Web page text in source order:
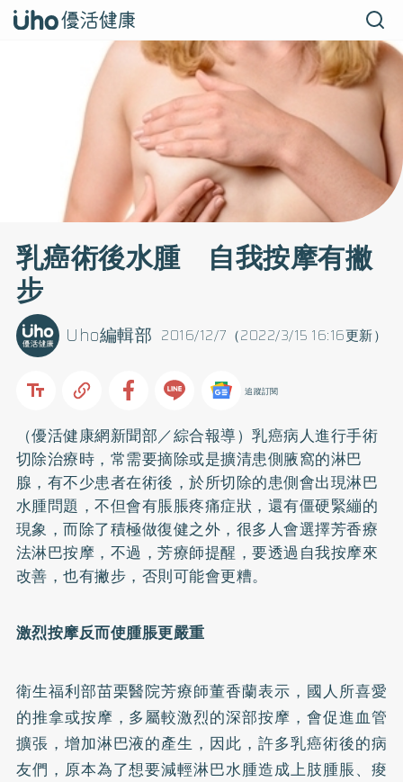
乳癌術後水腫 自我按摩有撇
步
2016/12/7（2022/3/15 16:16更新）
Uho編輯部
追蹤訂閱
（優活健康網新聞部／綜合報導）乳癌病人進行手術
切除治療時，常需要摘除或是擴清患側腋窩的淋巴
腺，有不少患者在術後，於所切除的患側會出現淋巴
水腫問題，不但會有脹脹疼痛症狀，還有僵硬緊繃的
現象，而除了積極做復健之外，很多人會選擇芳香療
法淋巴按摩，不過，芳療師提醒，要透過自我按摩來
改善，也有撇步，否則可能會更糟。
激烈按摩反而使腫脹更嚴重
衛生福利部苗栗醫院芳療師董香蘭表示，國人所喜愛
的推拿或按摩，多屬較激烈的深部按摩，會促進血管
擴張，增加淋巴液的產生，因此，許多乳癌術後的病
友們，原本為了想要減輕淋巴水腫造成上肢腫脹、痠